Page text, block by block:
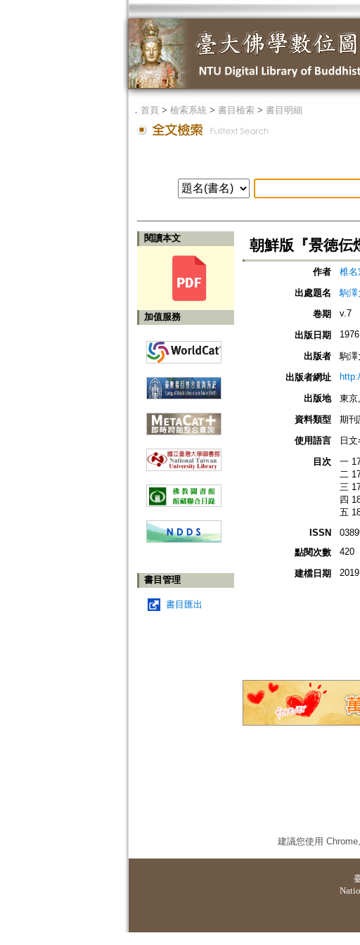
． 首頁> 檢索系統> 書目檢索> 書目明細
閱讀本文
加值服務
書目管理
書目匯出
朝鮮版『景徳伝
作者
椎名
出處題名
駒澤
卷期
v.7
出版日期
出版者
駒澤
出版者網址
出版地
東京
資料類型
期刊
使用語言
日
目次
一
二
三
四
五
ISSN
點閱次數
420
建檔日期
建議您使用